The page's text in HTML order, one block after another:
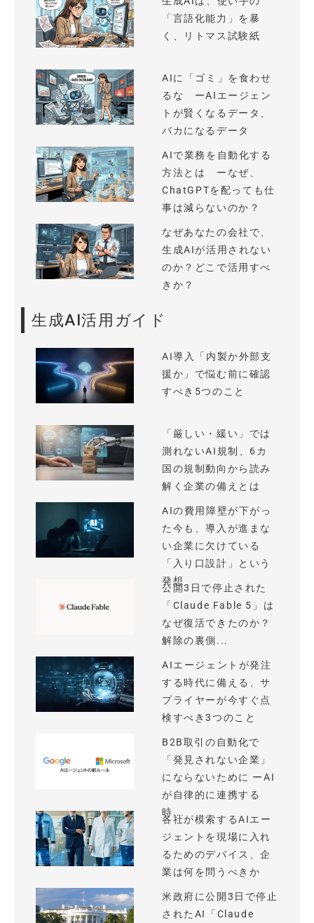
「言語化能力」を暴
く、リトマス試験紙
AIに「ゴミ」を食わせ
るな ーAIエージェン
トが賢くなるデータ、
バカになるデータ
AIで業務を自動化する
方法とは ーなぜ、
ChatGPTを配っても仕
事は減らないのか？
なぜあなたの会社で、
生成AIが活用されない
のか？どこで活用すべ
きか？
生成AI活用ガイド
AI導入「内製か外部支
援か」で悩む前に確認
すべき5つのこと
「厳しい・緩い」では
測れないAI規制、6カ
国の規制動向から読み
解く企業の備えとは
AIの費用障壁が下がっ
た今も、導入が進まな
い企業に欠けている
「入り口設計」という
発想
公開3日で停止された
「Claude Fable 5」は
なぜ復活できたのか？
解除の裏側...
AIエージェントが発注
する時代に備える、サ
プライヤーが今すぐ点
検すべき3つのこと
B2B取引の自動化で
「発見されない企業」
にならないために ーAI
が自律的に連携する
時...
各社が模索するAIエー
ジェントを現場に入れ
るためのデバイス、企
業は何を問うべきか
米政府に公開3日で停止
されたAI「Claude